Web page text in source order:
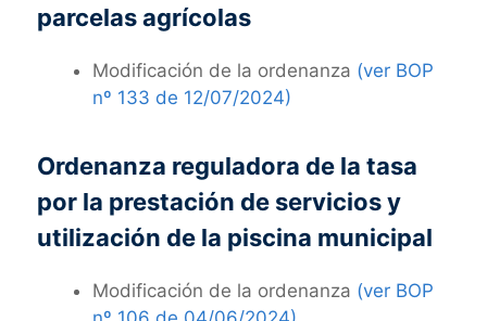
parcelas agrícolas
Modificación de la ordenanza (ver BOP
nº 133 de 12/07/2024)
Ordenanza reguladora de la tasa
por la prestación de servicios y
utilización de la piscina municipal
Modificación de la ordenanza (ver BOP